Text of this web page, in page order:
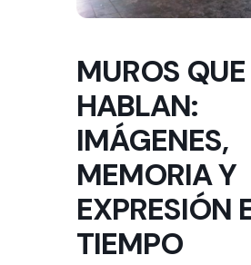
MUROS QUE
HABLAN:
IMÁGENES,
MEMORIA Y
EXPRESIÓN
TIEMPO